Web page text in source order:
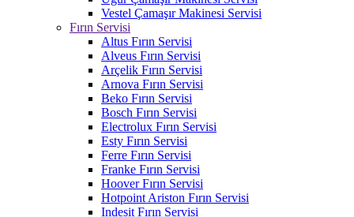
Vestel Çamaşır Makinesi Servisi
Fırın Servisi
Altus Fırın Servisi
Alveus Fırın Servisi
Arçelik Fırın Servisi
Arnova Fırın Servisi
Beko Fırın Servisi
Bosch Fırın Servisi
Electrolux Fırın Servisi
Esty Fırın Servisi
Ferre Fırın Servisi
Franke Fırın Servisi
Hoover Fırın Servisi
Hotpoint Ariston Fırın Servisi
Indesit Fırın Servisi